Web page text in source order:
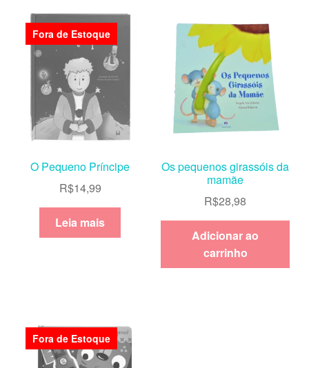
Fora de Estoque
O Pequeno Príncipe
R$14,99
Leia mais
Os pequenos girassóis da
mamãe
R$28,98
Adicionar ao
carrinho
Fora de Estoque